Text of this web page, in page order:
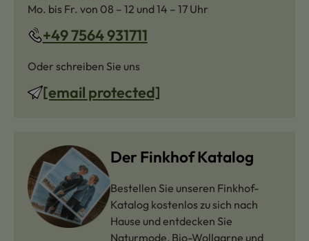
Mo. bis Fr. von 08 – 12 und 14 – 17 Uhr
+49 7564 931711
Oder schreiben Sie uns
[email protected]
Der Finkhof Katalog
Bestellen Sie unseren Finkhof-
Katalog kostenlos zu sich nach
Hause und entdecken Sie
Naturmode, Bio-Wollgarne und